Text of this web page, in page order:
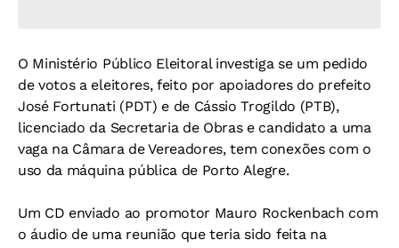
O Ministério Público Eleitoral investiga se um pedido
de votos a eleitores, feito por apoiadores do prefeito
José Fortunati (PDT) e de Cássio Trogildo (PTB),
licenciado da Secretaria de Obras e candidato a uma
vaga na Câmara de Vereadores, tem conexões com o
uso da máquina pública de Porto Alegre.
Um CD enviado ao promotor Mauro Rockenbach com
o áudio de uma reunião que teria sido feita na